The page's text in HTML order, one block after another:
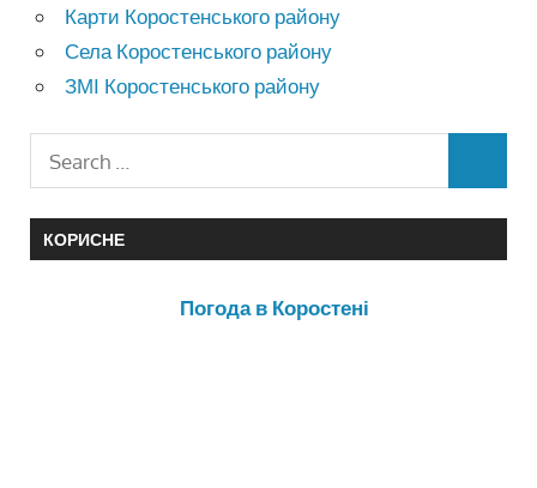
Карти Коростенського району
Села Коростенського району
ЗМІ Коростенського району
КОРИСНЕ
Погода в Коростені